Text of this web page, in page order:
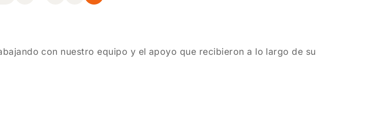
con nuestro equipo y el apoyo que recibieron a lo largo de su